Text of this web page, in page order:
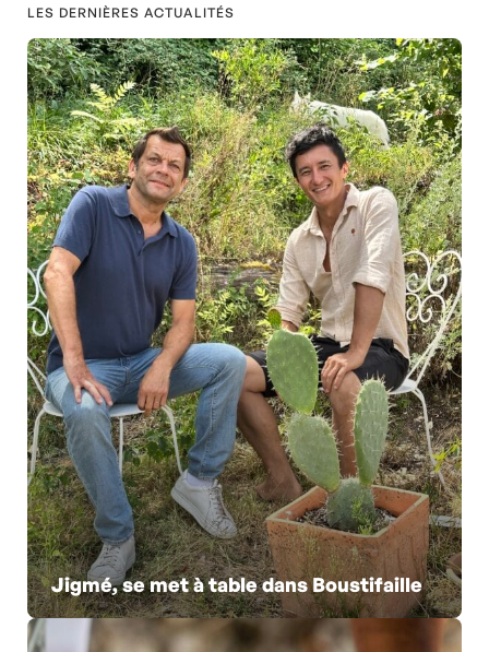
LES DERNIÈRES ACTUALITÉS
Jigmé, se met à table dans Boustifaille